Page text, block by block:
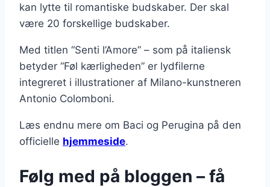
kan lytte til romantiske budskaber. Der skal
være 20 forskellige budskaber.
Med titlen “Senti l’Amore” – som på italiensk
betyder “Føl kærligheden” er lydfilerne
integreret i illustrationer af Milano-kunstneren
Antonio Colomboni.
Læs endnu mere om Baci og Perugina på den
officielle hjemmeside.
Følg med på bloggen – få